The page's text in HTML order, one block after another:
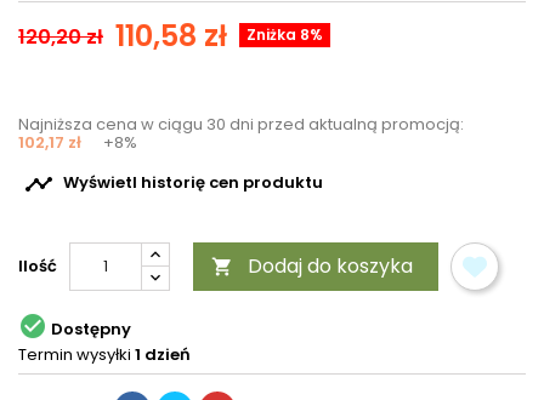
120,20 zł 110,58 zł Zniżka 8%
Najniższa cena w ciągu 30 dni przed aktualną promocją:
102,17 zł +8%
 Wyświetl historię cen produktu
Ilość  Dodaj do koszyka
 Dostępny
Termin wysyłki 1 dzień